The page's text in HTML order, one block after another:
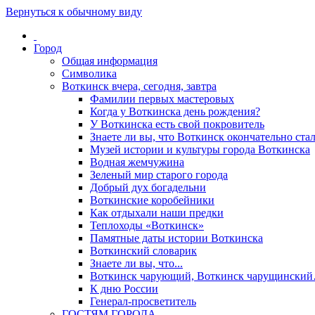
Вернуться к обычному виду
Город
Общая информация
Символика
Воткинск вчера, сегодня, завтра
Фамилии первых мастеровых
Когда у Воткинска день рождения?
У Воткинска есть свой покровитель
Знаете ли вы, что Воткинск окончательно
Музей истории и культуры города Воткинска
Водная жемчужина
Зеленый мир старого города
Добрый дух богадельни
Воткинские коробейники
Как отдыхали наши предки
Теплоходы «Воткинск»
Памятные даты истории Воткинска
Воткинский словарик
Знаете ли вы, что...
Воткинск чарующий, Воткинск
К дню России
Генерал-просветитель